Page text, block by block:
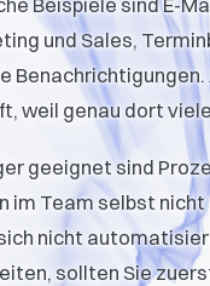
Beispiele sind E-
und Sales,
weil genau dort
geeignet sind
im Team selbst
nicht
sollten Sie